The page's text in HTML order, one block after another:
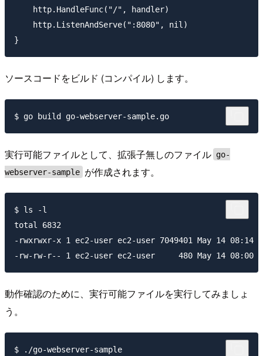
    http.HandleFunc("/", handler)
    http.ListenAndServe(":8080", nil)
ソースコードをビルド (コンパイル) します。
実行可能ファイルとして、拡張子無しのファイル go-
webserver-sample が作成されます。
$ ls -l
total 6832
-rwxrwxr-x 1 ec2-user ec2-user 7049401 May 14 08:14
動作確認のために、実行可能ファイルを実行してみましょ
う。